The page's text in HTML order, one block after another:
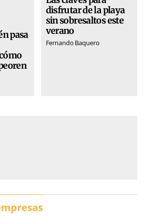
pasa
disfrutar de la playa
sin sobresaltos este
verano
Fernando Baquero